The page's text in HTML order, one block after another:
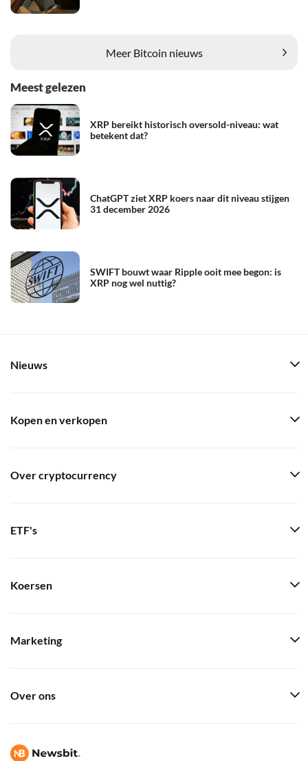
Meer Bitcoin nieuws
Meest gelezen
XRP bereikt historisch oversold-niveau: wat
betekent dat?
ChatGPT ziet XRP koers naar dit niveau stijgen
31 december 2026
SWIFT bouwt waar Ripple ooit mee begon: is
XRP nog wel nuttig?
Nieuws
Kopen en verkopen
Over cryptocurrency
ETF's
Koersen
Marketing
Over ons